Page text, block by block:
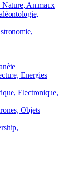
Nature, Animaux
Energies
Electronique,
Objets